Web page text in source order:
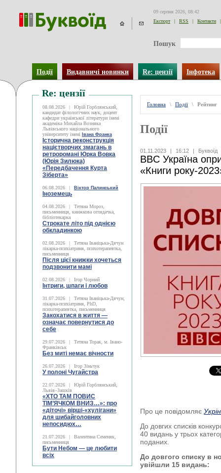
09 серпня 2026, 08:42
Експорт
| RSS | Контакти |
Пошук
Події Видавничі новинки Re: цензії Інфотека
Re: цензії
08.08.2026 |
Юрій Горблянський,
кандидат філологічних наук, доцент
кафедри української літератури імені
академіка Михайла Возняка
Львівського національного
університету імені
Івана Франка
Історична реконструкція
націєтворчих змагань в
ретроромані Юрка Вовка
(Юрія Зилюка)
«Передбачення Курта
Зіберта»
06.08.2026 | Віктор Палинський
Іноземець
04.08.2026 |
Тетяна Мороз,
письменниця, книжкова оглядачка,
бібліотекарка
Строкате літо під однією
обкладинкою
02.08.2026 |
Тетяна Іваніцька-Дячун
лікарка-психіатриня, психотерапевтка,
письменниця
Після цієї книжки хочеться
подзвонити мамі
02.08.2026 | Ігор Чорний
Інтриги, шпаги і любов
31.07.2026 |
Тетяна Іваніцька-Дячун,
лікарка-психіатриня, PhD,
психотерапевтка, письменниця
Закохатися в життя —
означає повернутися до
себе
29.07.2026 |
Тетяна Торак, м. Івано-
Франківськ
Без миті немає вічности
26.07.2026 | Ігор Зіньчук
У полоні Чугайстра
22.07.2026 |
Юрій Горблянський,
Львів–Зашків
«ХТО ТАМ ПОВИС
ТІМ’ЯЧКОМ ВНИЗ…»: про
«діточі» вірші-«хулігани»
для шибайголовних
непосидюх…
21.07.2026 |
Валентина Семеняк,
письменниця
Бути Небом ― це любити
всіх
Головна \ Події \ Рейтинг
Події
01.11.2023 | 16:12 | Буквоїд
BBC Україна
«Книги року-
Про це повідомляє
До довгих списків
40 видань у трьох
поданих.
До довгого списку в
увійшли 15 видань: